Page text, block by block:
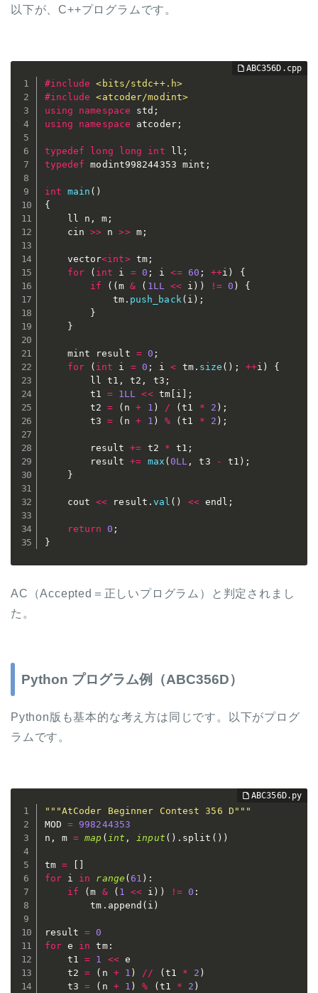
以下が、C++プログラムです。
#include
<bits/stdc++.h>
#include
<atcoder/modint>
using
namespace std ;
using
namespace atcoder;
typedef long long int ll ;
typedef modint998244353 mint ;
int main ( )
{
	ll n
, m ;
	cin
>> n >> m;
	vector
<int> tm;
for
( int i = 0 ; i <= 60 ; ++i )
{
if
( (m & ( 1LL << i ) ) != 0 )
{
			tm
. push_back( i ) ;
}
}
	mint result
= 0 ;
for
( int i = 0 ; i < tm. size ( ) ; ++i )
{
		ll t1
, t2 , t3 ;
		t1
= 1LL << tm[ i
;
		t2
= ( n + 1 ) / (t1 * 2 ) ;
		t3
= ( n + 1 ) % (t1 * 2 ) ;
		result
+= t2 * t1 ;
		result
+= max ( 0LL , t3 - t1 ) ;
}
	cout
<< result .val ( ) << endl ;
return 0 ;
}
AC（Accepted＝正しいプログラム）と判定されまし
た。
Python プログラム例（ABC356D）
Python版も基本的な考え方は同じです。以下がプログ
ラムです。
"""AtCoder Beginner Contest 356 D"""
MOD = 998244353
n , m = map ( int , input ( ) . split ( ) )
tm =
for i in range (61 ) :
if
(m & ( 1 << i ) ) != 0 :
        tm
. append ( i )
result = 0
for e in tm:
    t1
= 1 << e
    t2
= ( n + 1 ) // ( t1 * 2 )
    t3
= ( n + 1 ) % ( t1 * 2 )